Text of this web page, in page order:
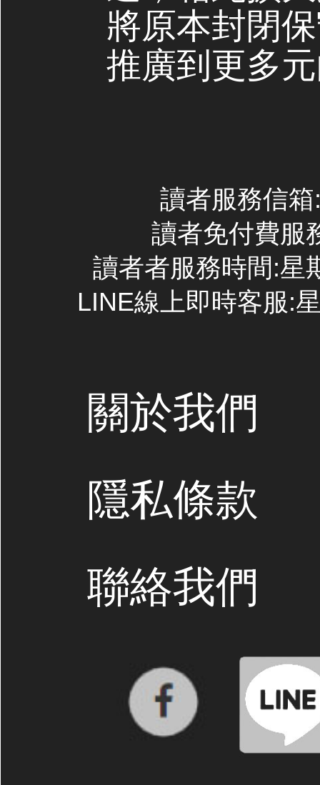
將原本封閉
推廣到更多
讀者服務信
讀者免付費服
讀者者服務時間:星
LINE線上即時客服:
關於我們
隱私條款
聯絡我們